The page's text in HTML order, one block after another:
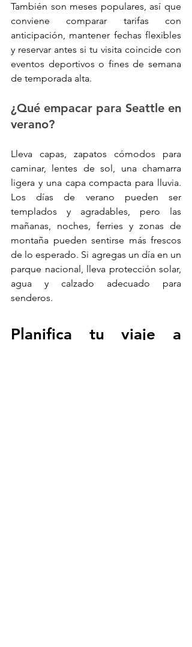
También son meses populares, así que
conviene comparar tarifas con
anticipación, mantener fechas flexibles
y reservar antes si tu visita coincide con
eventos deportivos o fines de semana
de temporada alta.
¿Qué empacar para Seattle en
verano?
Lleva capas, zapatos cómodos para
caminar, lentes de sol, una chamarra
ligera y una capa compacta para lluvia.
Los días de verano pueden ser
templados y agradables, pero las
mañanas, noches, ferries y zonas de
montaña pueden sentirse más frescos
de lo esperado. Si agregas un día en un
parque nacional, lleva protección solar,
agua y calzado adecuado para
senderos.
Planifica tu viaje a